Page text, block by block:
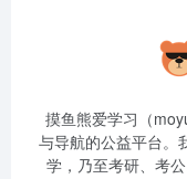
摸鱼熊爱学习（
与导航的公益平台。
学，乃至考研、考